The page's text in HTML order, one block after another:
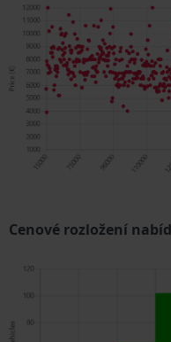
Cenové rozložení